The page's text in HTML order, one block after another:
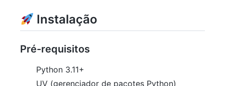
Instalação
Pré-requisitos
Python 3.11+
UV (gerenciador de pacotes Python)